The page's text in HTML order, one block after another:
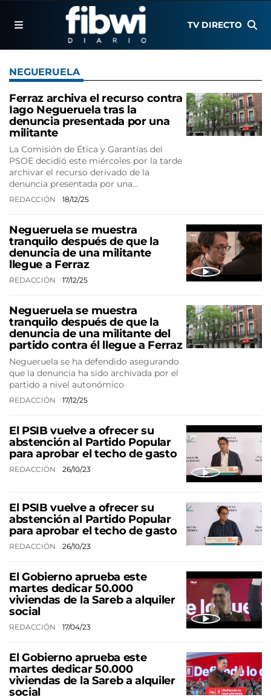
TV DIRECTO
NEGUERUELA
Ferraz archiva el recurso contra
Iago Negueruela tras la
denuncia presentada por una
militante
La Comisión de Ética y Garantías del
PSOE decidió este miércoles por la tarde
archivar el recurso derivado de la
denuncia presentada por una…
REDACCIÓN 18/12/25
Negueruela se muestra
tranquilo después de que la
denuncia de una militante
llegue a Ferraz
REDACCIÓN 17/12/25
Negueruela se muestra
tranquilo después de que la
denuncia de una militante del
partido contra él llegue a Ferraz
Negueruela se ha defendido asegurando
que la denuncia ha sido archivada por el
partido a nivel autonómico
REDACCIÓN 17/12/25
El PSIB vuelve a ofrecer su
abstención al Partido Popular
para aprobar el techo de gasto
REDACCIÓN 26/10/23
El PSIB vuelve a ofrecer su
abstención al Partido Popular
para aprobar el techo de gasto
REDACCIÓN 26/10/23
El Gobierno aprueba este
martes dedicar 50.000
viviendas de la Sareb a alquiler
social
REDACCIÓN 17/04/23
El Gobierno aprueba este
martes dedicar 50.000
viviendas de la Sareb a alquiler
social